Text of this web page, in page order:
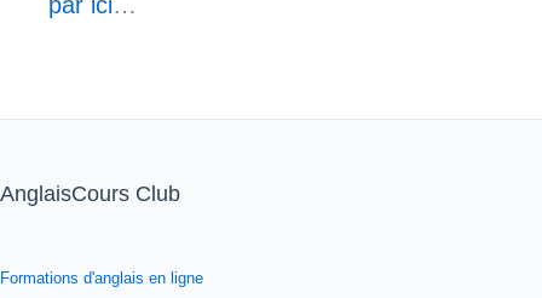
AnglaisCours Club
Formations d'anglais en ligne